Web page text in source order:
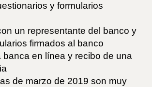
y formularios
un representante del banco y
firmados al banco
banca en línea y recibo de una
de marzo de 2019 son muy